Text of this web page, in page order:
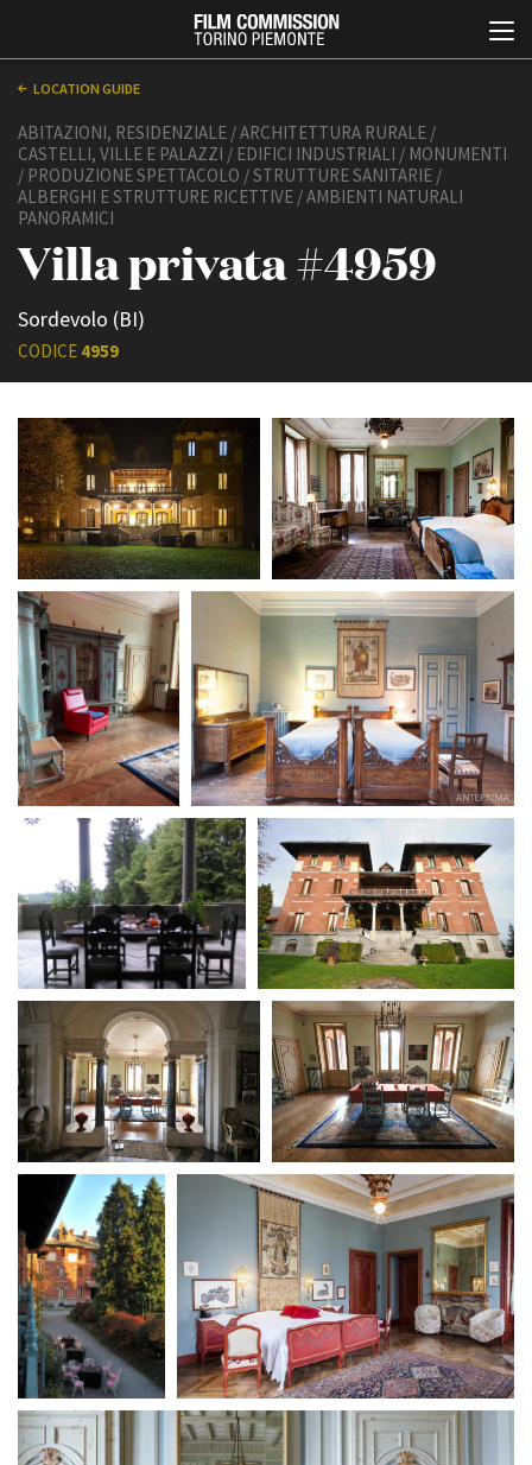
ABOUT
Chi siamo
Storia della Fondazione
Contatti
La sede
Partner
Rete regionale
Bilancio sociale
Amministrazione
trasparente
Bandi e gare
Sostenibilità ambientale
SERVIZI
Servizi generali
Location scouting
Spazi nella sede FCTP
Sala Casting
Sala Paolo Tenna
FILM FUNDS
Piemonte Film Tv Fund
Piemonte Film Tv
Development Fund
Piemonte Doc Film Fund
Short Film Fund
PRODUCTION GUIDE
Società di produzione
Strutture di servizio
Professionisti
Attrici-Attori
Beginners
LOCATION GUIDE
FILM DATABASE
BOOK DATABASE
EVENTI, SPECIALI
Anteprime in Piemonte
TFI Torino Film Industry -
Production Days
Avenue Cove - Erasmus +
Guarda che storia!
La Grazia - Immagini e
location della Torino di Paolo
Sorrentino
Open Day
Ciak in TOur!
FESTIVAL, MARKETS,
AWARDS
International Film Festival
Rotterdam
Berlinale Internationalen
Filmfestspiele Berlin
Festival de Cannes
Biografilm Festival - Bio to B
Industry Days
Locarno Film Festival
Mostra Internazionale d’Arte
Cinematografica Venezia
Toronto International Film
Festival
Festa del Cinema di Roma
Torino Film Festival
David di Donatello
Nastri d’Argento
Premio Solinas
STRUMENTI
Location - Accedi al tuo
profilo
Location - Nuovo utente
Newsletter
Lavora con noi
Stage - Tirocini - Scuola e
Lavoro
Elenco Operatori Economici
LOCATION GUIDE
ABITAZIONI, RESIDENZIALE / ARCHITETTURA RURALE /
CASTELLI, VILLE E PALAZZI / EDIFICI INDUSTRIALI / MONUMENTI
/ PRODUZIONE SPETTACOLO / STRUTTURE SANITARIE /
ALBERGHI E STRUTTURE RICETTIVE / AMBIENTI NATURALI
PANORAMICI
Villa privata #4959
Sordevolo (BI)
CODICE 4959